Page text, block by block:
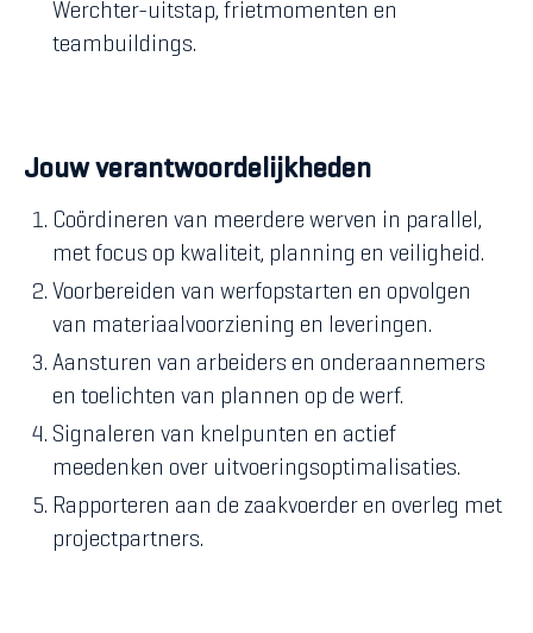
Werchter-uitstap, frietmomenten en
teambuildings.
Jouw verantwoordelijkheden
Coördineren van meerdere werven in parallel,
met focus op kwaliteit, planning en veiligheid.
Voorbereiden van werfopstarten en opvolgen
van materiaalvoorziening en leveringen.
Aansturen van arbeiders en onderaannemers
en toelichten van plannen op de werf.
Signaleren van knelpunten en actief
meedenken over uitvoeringsoptimalisaties.
Rapporteren aan de zaakvoerder en overleg met
projectpartners.